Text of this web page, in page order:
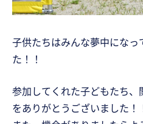
子供たちはみんな夢中にな
た！！
参加してくれた子どもたち
をありがとうございました！